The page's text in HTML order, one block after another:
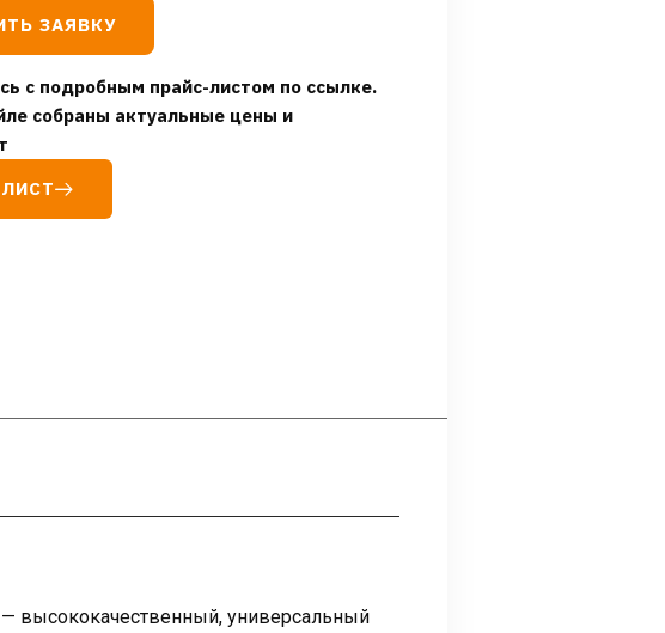
ЗАЯВКУ
с подробным прайс-листом по ссылке.
собраны актуальные цены и
высококачественный, универсальный